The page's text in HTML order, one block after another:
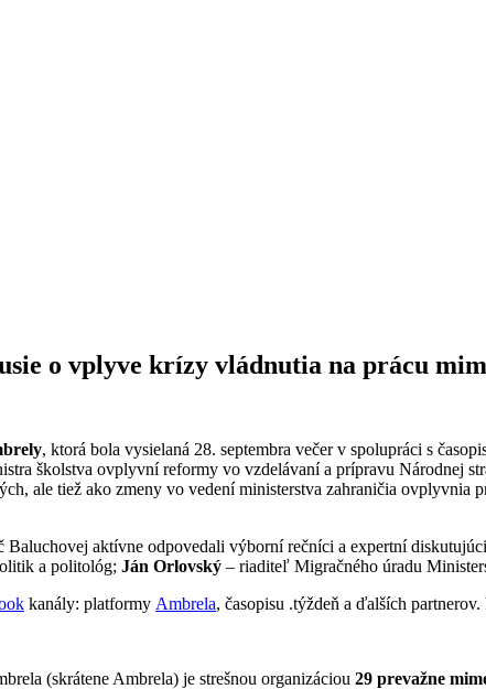
o vplyve krízy vládnutia na prácu
, ktorá bola vysielaná 28. septembra večer v spolupráci s
školstva ovplyvní reformy vo vzdelávaní a prípravu
ale tiež ako zmeny vo vedení ministerstva zahraničia
aktívne odpovedali výborní rečníci a expertní
a politológ; Ján Orlovský – riaditeľ Migračného úradu
kanály: platformy Ambrela, časopisu .týždeň a ďalších
(skrátene Ambrela) je strešnou organizáciou 29 prevažne